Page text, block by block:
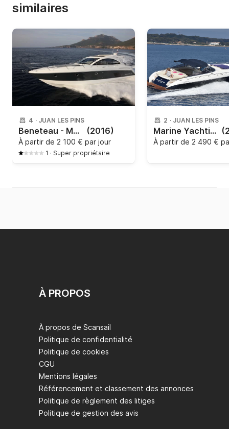
similaires
4 · JUAN LES PINS
Beneteau - Monte Carlo 42 (2016)
À partir de 2 100 € par jour
1 · Super propriétaire
2 · JUAN LES PINS
Marine Yachting - Mig 43
À partir de 2 490 €
À PROPOS
À propos de Scansail
Politique de confidentialité
Politique de cookies
CGU
Mentions légales
Référencement et classement des annonces
Politique de règlement des litiges
Politique de gestion des avis